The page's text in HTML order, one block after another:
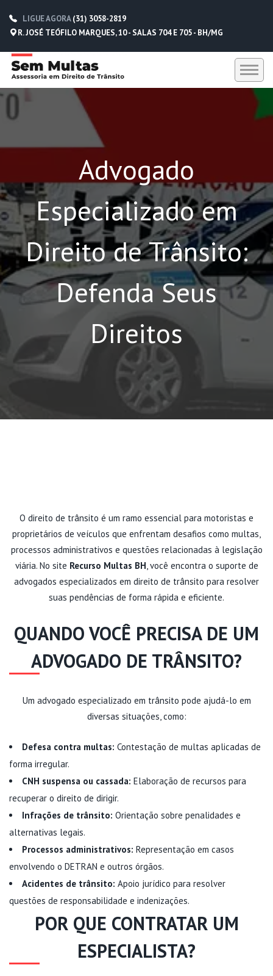
LIGUE AGORA(31) 3058-2819
R. JOSÉ TEÓFILO MARQUES, 10 - SALAS 704 E 705 - BH/MG
DEPOIMENTOS
CONTATO
(31) 3058-2819
(31) 98229-5662
(31) 98752-0612
Advogado
Especializado em
Direito de Trânsito:
Defenda Seus
Direitos
O direito de trânsito é um ramo essencial para motoristas e
proprietários de veículos que enfrentam desafios como multas,
processos administrativos e questões relacionadas à legislação
viária. No site Recurso Multas BH , você encontra o suporte de
advogados especializados em direito de trânsito para resolver
suas pendências de forma rápida e eficiente.
QUANDO VOCÊ PRECISA DE UM
ADVOGADO DE TRÂNSITO?
Um advogado especializado em trânsito pode ajudá-lo em
diversas situações, como:
Defesa contra multas: Contestação de multas aplicadas de
forma irregular.
CNH suspensa ou cassada: Elaboração de recursos para
recuperar o direito de dirigir.
Infrações de trânsito: Orientação sobre penalidades e
alternativas legais.
Processos administrativos: Representação em casos
envolvendo o DETRAN e outros órgãos.
Acidentes de trânsito: Apoio jurídico para resolver
questões de responsabilidade e indenizações.
POR QUE CONTRATAR UM
ESPECIALISTA?